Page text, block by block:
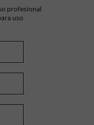
profesional
uso